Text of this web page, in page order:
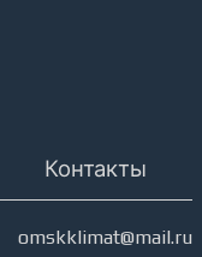
Контакты
omskklimat@mail.ru